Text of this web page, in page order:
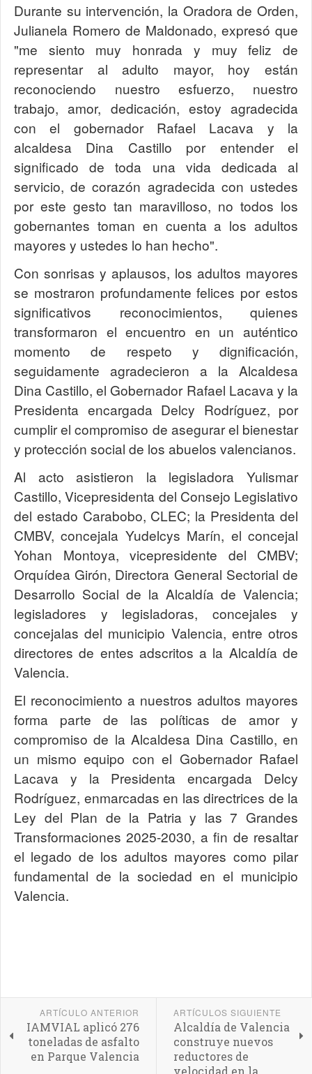
Durante su intervención, la Oradora de Orden,
Julianela Romero de Maldonado, expresó que
"me siento muy honrada y muy feliz de
representar al adulto mayor, hoy están
reconociendo nuestro esfuerzo, nuestro
trabajo, amor, dedicación, estoy agradecida
con el gobernador Rafael Lacava y la
alcaldesa Dina Castillo por entender el
significado de toda una vida dedicada al
servicio, de corazón agradecida con ustedes
por este gesto tan maravilloso, no todos los
gobernantes toman en cuenta a los adultos
mayores y ustedes lo han hecho".
Con sonrisas y aplausos, los adultos mayores
se mostraron profundamente felices por estos
significativos reconocimientos, quienes
transformaron el encuentro en un auténtico
momento de respeto y dignificación,
seguidamente agradecieron a la Alcaldesa
Dina Castillo, el Gobernador Rafael Lacava y la
Presidenta encargada Delcy Rodríguez, por
cumplir el compromiso de asegurar el bienestar
y protección social de los abuelos valencianos.
Al acto asistieron la legisladora Yulismar
Castillo, Vicepresidenta del Consejo Legislativo
del estado Carabobo, CLEC; la Presidenta del
CMBV, concejala Yudelcys Marín, el concejal
Yohan Montoya, vicepresidente del CMBV;
Orquídea Girón, Directora General Sectorial de
Desarrollo Social de la Alcaldía de Valencia;
legisladores y legisladoras, concejales y
concejalas del municipio Valencia, entre otros
directores de entes adscritos a la Alcaldía de
Valencia.
El reconocimiento a nuestros adultos mayores
forma parte de las políticas de amor y
compromiso de la Alcaldesa Dina Castillo, en
un mismo equipo con el Gobernador Rafael
Lacava y la Presidenta encargada Delcy
Rodríguez, enmarcadas en las directrices de la
Ley del Plan de la Patria y las 7 Grandes
Transformaciones 2025-2030, a fin de resaltar
el legado de los adultos mayores como pilar
fundamental de la sociedad en el municipio
Valencia.
ARTÍCULO ANTERIOR
IAMVIAL aplicó 276
toneladas de asfalto
en Parque Valencia
ARTÍCULOS SIGUIENTE
Alcaldía de Valencia
construye nuevos
reductores de
velocidad en la